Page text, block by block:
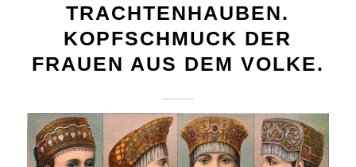
TRACHTENHAUBEN.
KOPFSCHMUCK DER
FRAUEN AUS DEM VOLKE.